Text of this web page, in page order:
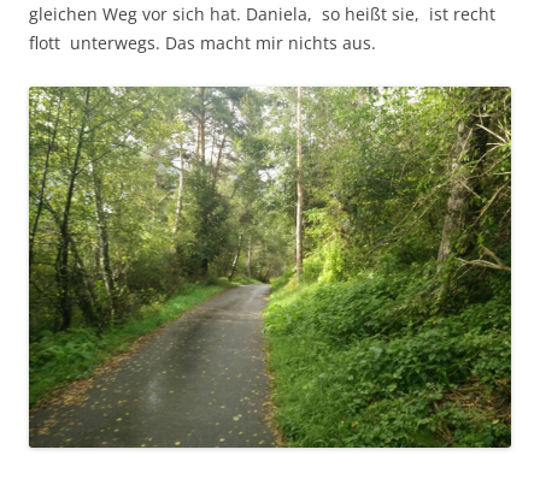
gleichen Weg vor sich hat. Daniela, so heißt sie, ist recht
flott unterwegs. Das macht mir nichts aus.